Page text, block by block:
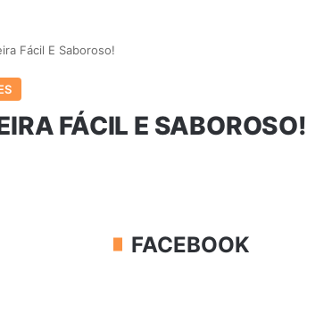
Fácil E Saboroso!
FÁCIL E SABOROSO!
FACEBOOK